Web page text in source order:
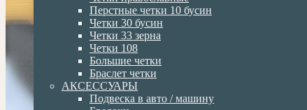
Перстные четки 10 бусин
Четки 30 бусин
Четки 33 зерна
Четки 108
Большие четки
Браслет четки
АКСЕССУАРЫ
Подвеска в авто / машину